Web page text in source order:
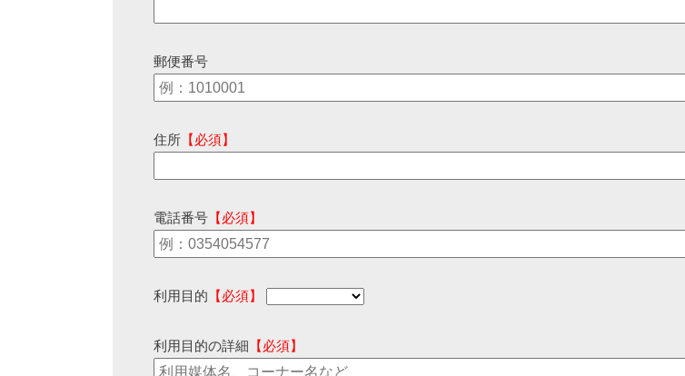
郵便番号
住所 【必須】
電話番号 【必須】
利用目的 【必須】
利用目的の詳細 【必須】